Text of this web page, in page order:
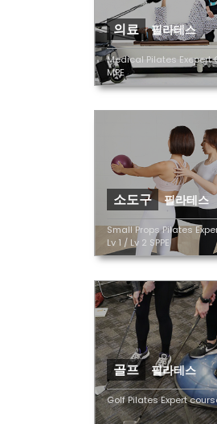
의료 필라테스
Medical Pilates Exepert
MPE
소도구 필라테스
Small Props Pilates
Lv 1 / Lv 2 SPPE
골프 필라테스
Golf Pilates Expert